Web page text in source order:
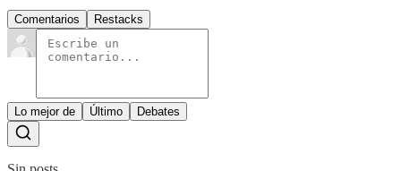
Comentarios Restacks
Lo mejor de Último Debates